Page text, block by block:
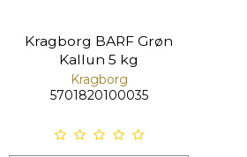
Kragborg BARF Grøn
Kallun 5 kg
Kragborg
5701820100035